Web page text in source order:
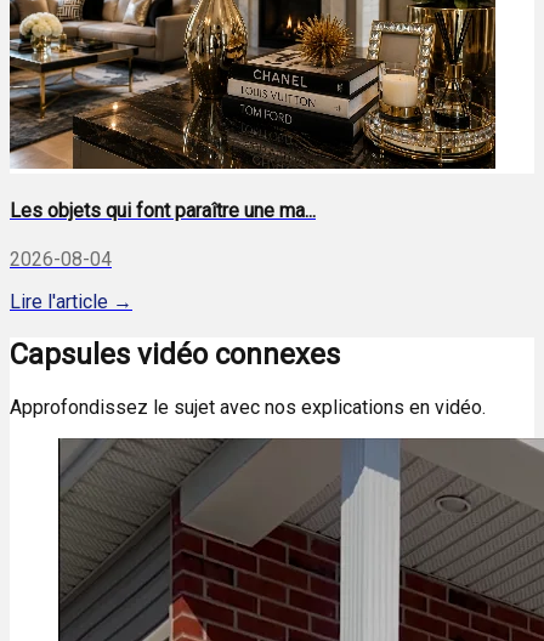
Les objets qui font paraître une ma...
2026-08-04
Lire l'article →
Capsules vidéo connexes
Approfondissez le sujet avec nos explications en vidéo.